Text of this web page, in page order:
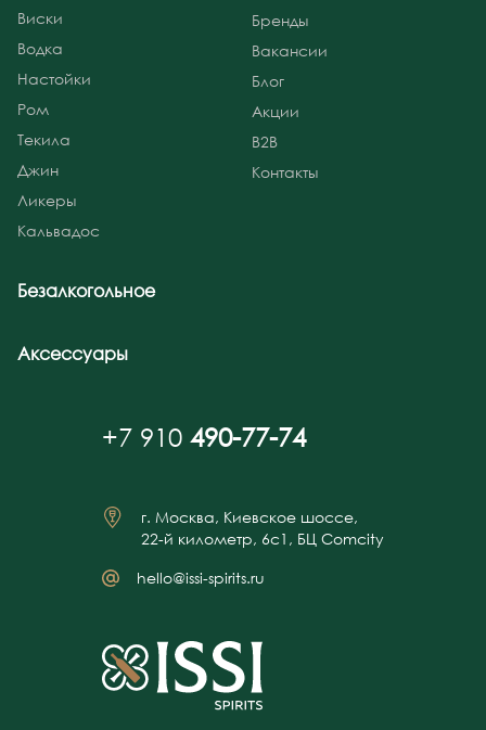
Виски
Водка
Настойки
Ром
Текила
Джин
Ликеры
Кальвадос
Безалкогольное
Аксессуары
Бренды
Вакансии
Блог
Акции
B2B
Контакты
+7 910 490-77-74
г. Москва, Киевское шоссе,
22-й километр, 6с1, БЦ Comcity
hello@issi-spirits.ru